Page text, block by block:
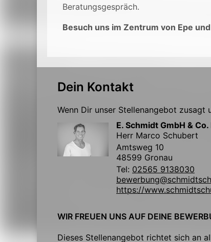
Beratungsgespräch.
Besuch uns im Zentrum von Epe
Dein Kontakt
Wenn Dir unser Stellenangebot
E. Schmidt GmbH & Co.
Herr Marco Schubert
Amtsweg 10
48599 Gronau
Tel: 02565 9138030
https://
WIR FREUEN UNS AUF DEINE
Dieses Stellenangebot richtet sich an